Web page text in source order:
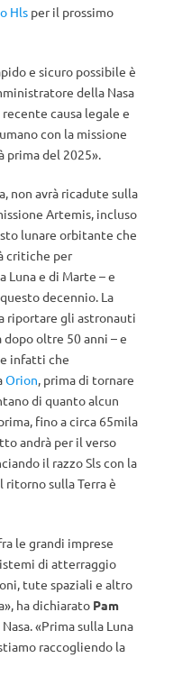
Hls per il prossimo
e sicuro possibile è
della Nasa
causa legale e
con la missione
prima del 2025».
non avrà ricadute sulla
Artemis, incluso
lunare orbitante che
critiche per
Luna e di Marte – e
decennio. La
riportare gli astronauti
oltre 50 anni – e
infatti che
Orion, prima di tornare
di quanto alcun
fino a circa 65mila
andrà per il verso
il razzo Sls con la
ritorno sulla Terra è
le grandi imprese
di atterraggio
tute spaziali e altro
ha dichiarato Pam
«Prima sulla Luna
raccogliendo la